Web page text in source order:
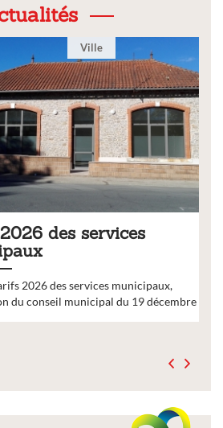
services
des services municipaux,
municipal du 19 décembre 2025